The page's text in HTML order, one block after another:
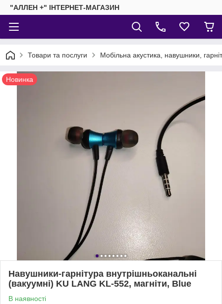
"АЛЛЕН +" ІНТЕРНЕТ-МАГАЗИН
Товари та послуги Мобільна акустика, навушники,
Новинка
Навушники-гарнітура внутрішньоканальні
(вакуумні) KU LANG KL-552, магніти, Blue
В наявності